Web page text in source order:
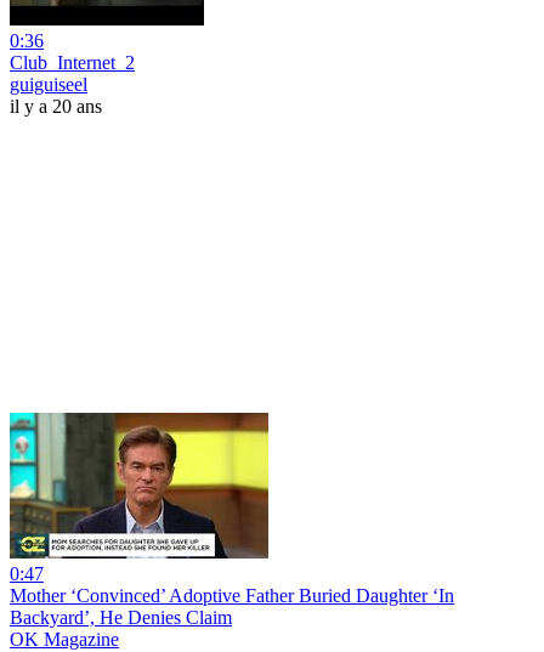
0:36
Club_Internet_2
guiguiseel
il y a 20 ans
0:47
Mother ‘Convinced’ Adoptive Father Buried Daughter ‘In
Backyard’, He Denies Claim
OK Magazine